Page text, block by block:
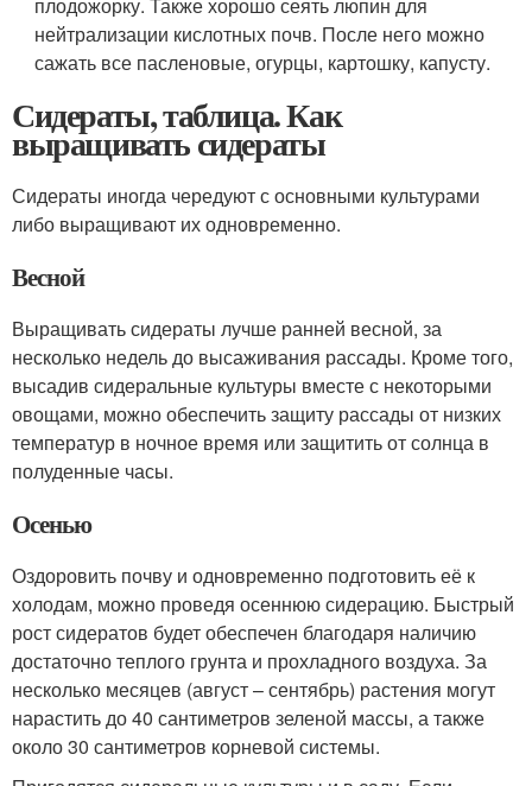
нейтрализации кислотных почв. После него можно
сажать все пасленовые, огурцы, картошку, капусту.
Сидераты, таблица. Как
выращивать сидераты
Сидераты иногда чередуют с основными культурами
либо выращивают их одновременно.
Весной
Выращивать сидераты лучше ранней весной, за
несколько недель до высаживания рассады. Кроме того,
высадив сидеральные культуры вместе с некоторыми
овощами, можно обеспечить защиту рассады от низких
температур в ночное время или защитить от солнца в
полуденные часы.
Осенью
Оздоровить почву и одновременно подготовить её к
холодам, можно проведя осеннюю сидерацию. Быстрый
рост сидератов будет обеспечен благодаря наличию
достаточно теплого грунта и прохладного воздуха. За
несколько месяцев (август – сентябрь) растения могут
нарастить до 40 сантиметров зеленой массы, а также
около 30 сантиметров корневой системы.